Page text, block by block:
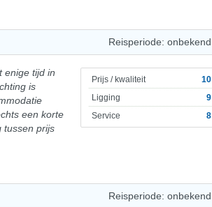
Reisperiode: onbekend
Prijs / kwaliteit
10
Ligging
9
Service
8
enige tijd in
is
een korte
tussen prijs
Reisperiode: onbekend